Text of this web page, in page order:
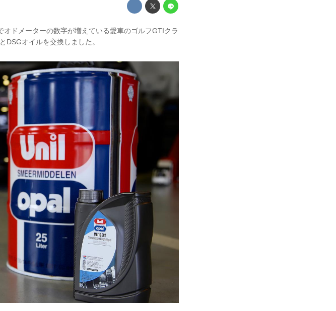
ドメーターの数字が増えている愛車のゴルフGTIクラ
DSGオイルを交換しました。